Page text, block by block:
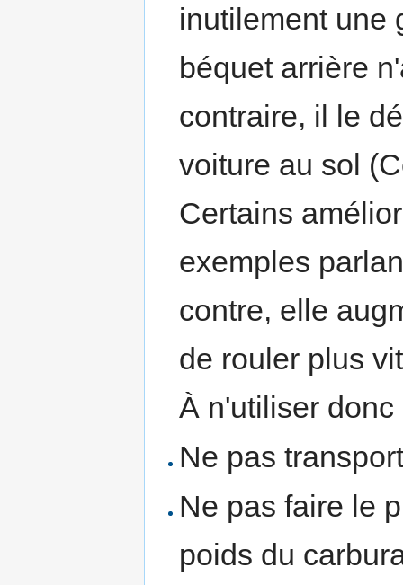
inutilement une
béquet arrière
contraire, il le
voiture au sol
Certains
exemples
contre, elle
de rouler plus
À n'utiliser
Ne pas
Ne pas faire le
poids du